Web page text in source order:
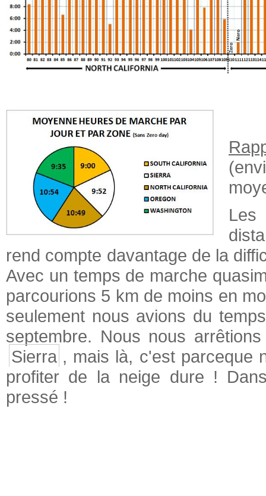
rend compte davantage de la
Avec un temps de marche
parcourions 5 km de moins en
seulement nous avions du
septembre. Nous nous
Sierra , mais là, c'est parceque
profiter de la neige dure !
pressé !